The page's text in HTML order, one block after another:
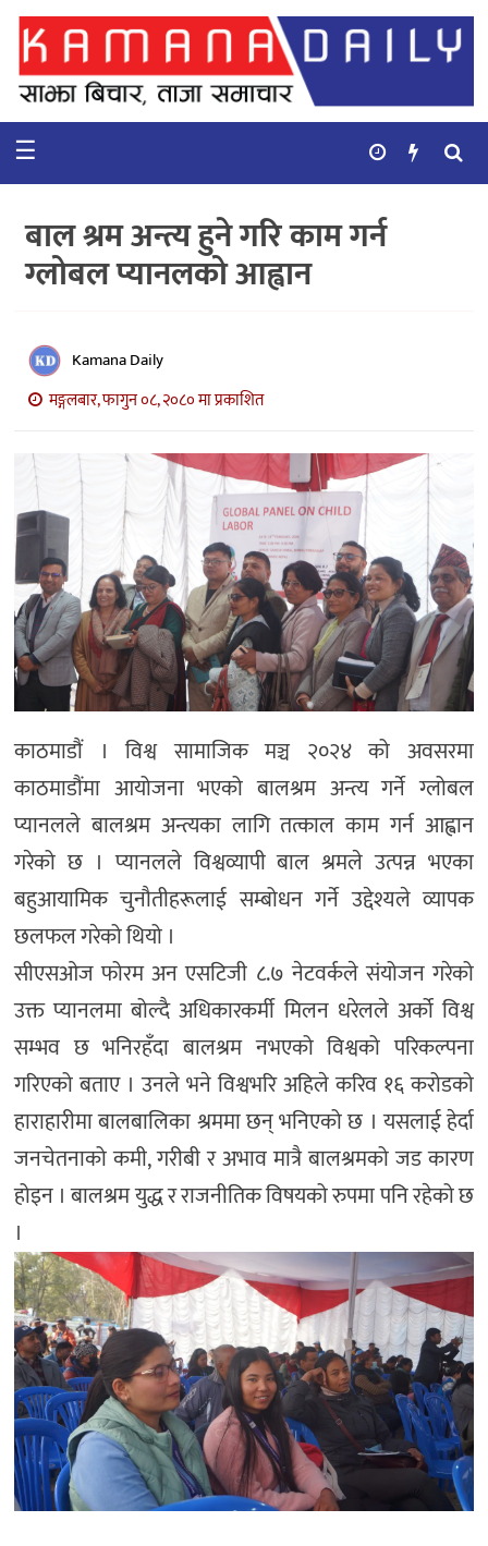
गृहपृष्ठ
समाचार
कुराकानी
बाणिज्य
भिडियो
सिफारिस
☰
बाल श्रम अन्त्य हुने गरि काम गर्न
ग्लोबल प्यानलको आह्वान
Kamana Daily
मङ्गलबार, फागुन ०८, २०८० मा प्रकाशित
काठमाडौं । विश्व सामाजिक मञ्च २०२४ को अवसरमा
काठमाडौंमा आयोजना भएको बालश्रम अन्त्य गर्ने ग्लोबल
प्यानलले बालश्रम अन्त्यका लागि तत्काल काम गर्न आह्वान
गरेको छ । प्यानलले विश्वव्यापी बाल श्रमले उत्पन्न भएका
बहुआयामिक चुनौतीहरूलाई सम्बोधन गर्ने उद्देश्यले व्यापक
छलफल गरेको थियो ।
सीएसओज फोरम अन एसटिजी ८.७ नेटवर्कले संयोजन गरेको
उक्त प्यानलमा बोल्दै अधिकारकर्मी मिलन धरेलले अर्को विश्व
सम्भव छ भनिरहँदा बालश्रम नभएको विश्वको परिकल्पना
गरिएको बताए । उनले भने विश्वभरि अहिले करिव १६ करोडको
हाराहारीमा बालबालिका श्रममा छन् भनिएको छ । यसलाई हेर्दा
जनचेतनाको कमी, गरीबी र अभाव मात्रै बालश्रमको जड कारण
होइन । बालश्रम युद्ध र राजनीतिक विषयको रुपमा पनि रहेको छ
।